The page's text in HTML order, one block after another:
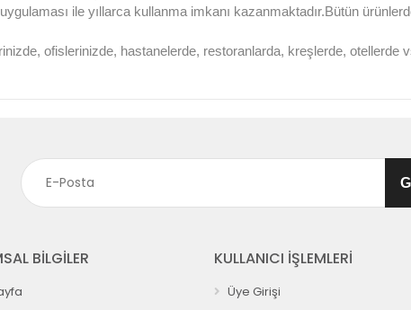
ile yıllarca kullanma imkanı kazanmaktadır.Bütün
ofislerinizde, hastanelerde, restoranlarda, kreşlerde, otellerde
BİLGİLER KULLANICI İŞLEMLERİ
Üye Girişi